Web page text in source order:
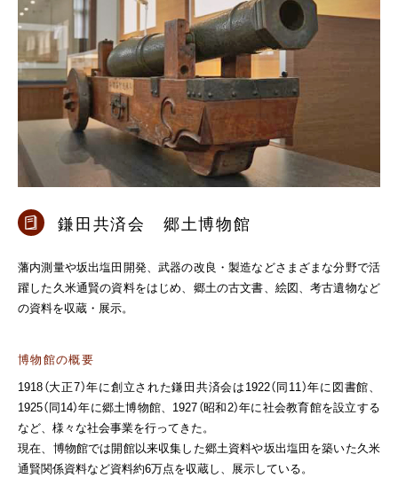
鎌田共済会 郷土博物館
藩内測量や坂出塩田開発、武器の改良・製造などさまざまな分野で活
躍した久米通賢の資料をはじめ、郷土の古文書、絵図、考古遺物など
の資料を収蔵・展示。
博物館の概要
1918（大正7）年に創立された鎌田共済会は1922（同11）年に図書館、
1925（同14）年に郷土博物館、1927（昭和2）年に社会教育館を設立する
など、様々な社会事業を行ってきた。
現在、博物館では開館以来収集した郷土資料や坂出塩田を築いた久米
通賢関係資料など資料約6万点を収蔵し、展示している。